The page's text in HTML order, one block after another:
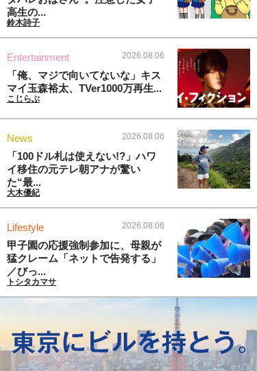
高生の...
鈴木詩子
Entertainment 2026.08.06
「俺、マジで向いてないな」キス
マイ玉森裕太、TVer1000万再生...
こじらぶ
News 2026.08.06
「100ドル札は使えない!?」ハワ
イ移住の元テレ朝アナが驚い
た“最...
大木優紀
Lifestyle 2026.08.06
甲子園の応援強制参加に、母親が
猛クレーム「ネットで告発する」
／びっ...
トシタカマサ